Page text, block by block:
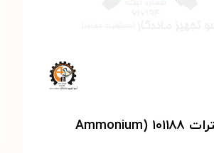
امونیوم نیترات ۱۰۱۱۸۸ (Ammonium